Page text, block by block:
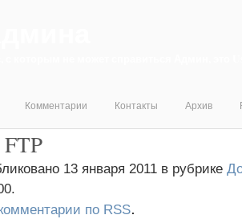
Комментарии Контакты Архив
13 января 2011 в рубрике
по RSS.